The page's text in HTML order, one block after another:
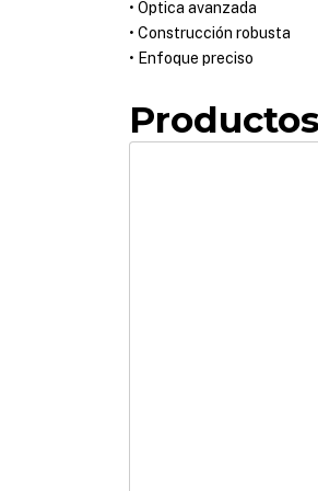
• Óptica avanzada
• Construcción robusta
• Enfoque preciso